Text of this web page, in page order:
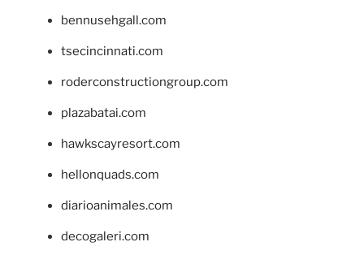
bennusehgall.com
tsecincinnati.com
roderconstructiongroup.com
plazabatai.com
hawkscayresort.com
hellonquads.com
diarioanimales.com
decogaleri.com